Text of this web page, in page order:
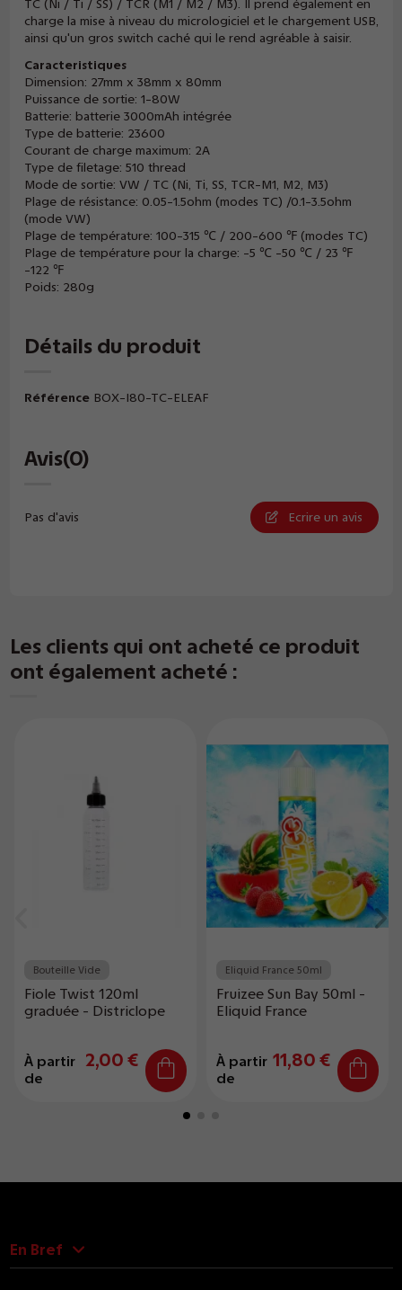
TC (Ni / Ti / SS) / TCR (M1 / M2 / M3). Il prend également en
charge la mise à niveau du micrologiciel et le chargement USB,
ainsi qu'un gros switch caché qui le rend agréable à saisir.
Caracteristiques
Dimension: 27mm x 38mm x 80mm
Puissance de sortie: 1-80W
Batterie: batterie 3000mAh intégrée
Type de batterie: 23600
Courant de charge maximum: 2A
Type de filetage: 510 thread
Mode de sortie: VW / TC (Ni, Ti, SS, TCR-M1, M2, M3)
Plage de résistance: 0.05-1.5ohm (modes TC) /0.1-3.5ohm
(mode VW)
Plage de température: 100-315 ℃ / 200-600 ℉ (modes TC)
Plage de température pour la charge: -5 ℃ -50 ℃ / 23 ℉
-122 ℉
Poids: 280g
Détails du produit
Référence BOX-I80-TC-ELEAF
Avis(0)
Pas d'avis Ecrire un avis
Les clients qui ont acheté ce produit
ont également acheté :
Bouteille Vide
Fiole Twist 120ml
graduée - Districlope
À partir
de
2,00 €
Eliquid France 50ml
Fruizee Sun Bay 50ml -
Eliquid France
À partir
de
11,80 €
En Bref